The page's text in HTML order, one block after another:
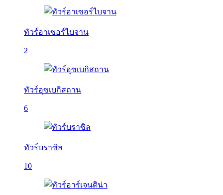
ทัวร์อาเซอร์ไบจาน
2
ทัวร์อุซเบกิสถาน
6
ทัวร์บราซิล
10